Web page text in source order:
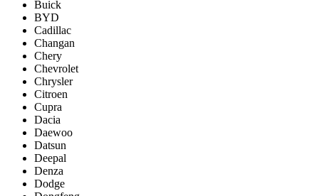
Buick
BYD
Cadillac
Changan
Chery
Chevrolet
Chrysler
Citroen
Cupra
Dacia
Daewoo
Datsun
Deepal
Denza
Dodge